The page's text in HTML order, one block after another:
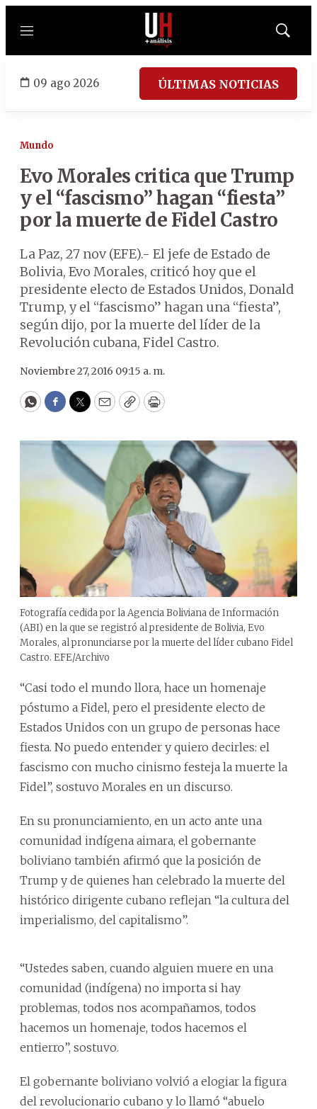
Menú
Mostrar
09 ago 2026 ÚLTIMAS NOTICIAS
Mundo
Evo Morales critica que Trump
y el “fascismo” hagan “fiesta”
por la muerte de Fidel Castro
La Paz, 27 nov (EFE).- El jefe de Estado de
Bolivia, Evo Morales, criticó hoy que el
presidente electo de Estados Unidos, Donald
Trump, y el “fascismo” hagan una “fiesta”,
según dijo, por la muerte del líder de la
Revolución cubana, Fidel Castro.
Noviembre 27, 2016 09:15 a. m.
WhatsApp
Facebook
Twitter
EmailCopyPrint
Fotografía cedida por la Agencia Boliviana de Información
(ABI) en la que se registró al presidente de Bolivia, Evo
Morales, al pronunciarse por la muerte del líder cubano Fidel
Castro. EFE/Archivo
“Casi todo el mundo llora, hace un homenaje
póstumo a Fidel, pero el presidente electo de
Estados Unidos con un grupo de personas hace
fiesta. No puedo entender y quiero decirles: el
fascismo con mucho cinismo festeja la muerte la
Fidel”, sostuvo Morales en un discurso.
En su pronunciamiento, en un acto ante una
comunidad indígena aimara, el gobernante
boliviano también afirmó que la posición de
Trump y de quienes han celebrado la muerte del
histórico dirigente cubano reflejan “la cultura del
imperialismo, del capitalismo”.
“Ustedes saben, cuando alguien muere en una
comunidad (indígena) no importa si hay
problemas, todos nos acompañamos, todos
hacemos un homenaje, todos hacemos el
entierro”, sostuvo.
El gobernante boliviano volvió a elogiar la figura
del revolucionario cubano y lo llamó “abuelo